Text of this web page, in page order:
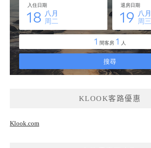
KLOOK客路優惠
Klook.com